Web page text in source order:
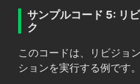
サンプルコード 5: リ
ク
このコードは、リビジョ
ションを実行する例です。